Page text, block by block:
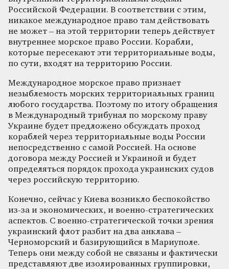
Российской Федерации. В соответствии с этим,
никакое международное право там действовать
не может – на этой территории теперь действует
внутреннее морское право России. Корабли,
которые пересекают эти территориальные воды,
по сути, входят на территорию России.
Международное морское право признает
незыблемость морских территориальных границ
любого государства. Поэтому по итогу обращения
в Международный трибунал по морскому праву
Украине будет предложено обсуждать проход
кораблей через территориальные воды России
непосредственно с самой Россией. На основе
договора между Россией и Украиной и будет
определяться порядок прохода украинских судов
через российскую территорию.
Конечно, сейчас у Киева возникло беспокойство
из-за и экономических, и военно-стратегических
аспектов. С военно-стратегической точки зрения
украинский флот разбит на два анклава –
Черноморский и базирующийся в Мариуполе.
Теперь они между собой не связаны и фактически
представляют две изолированных группировки,